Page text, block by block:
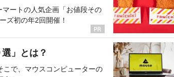
ートの人気企画「お値段その
ズ初の年2回開催！
」とは？
こで、マウスコンピューターの